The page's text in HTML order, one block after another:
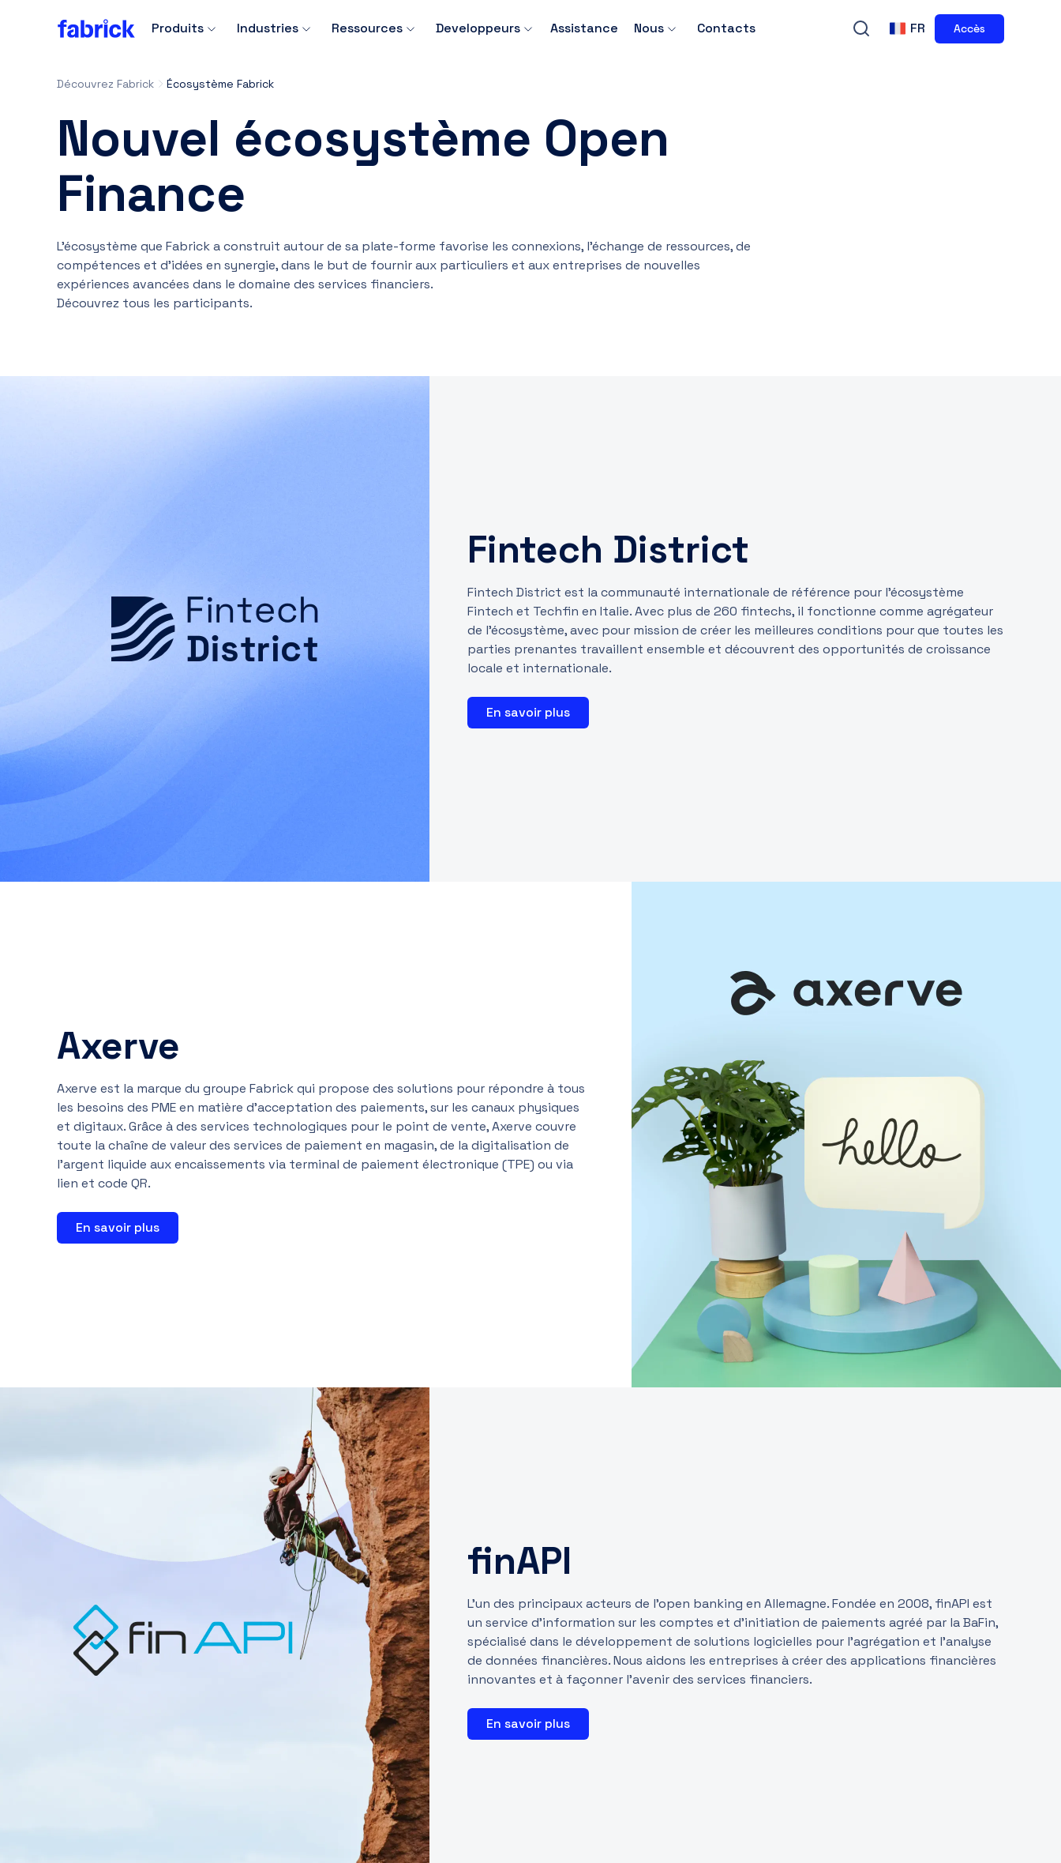
Produits Industries Ressources Developpeurs Assistance Nous Contacts FR Accès
Découvrez Fabrick Écosystème Fabrick
Nouvel écosystème Open
Finance
L’écosystème que Fabrick a construit autour de sa plate-forme favorise les connexions, l’échange de ressources, de
compétences et d’idées en synergie, dans le but de fournir aux particuliers et aux entreprises de nouvelles
expériences avancées dans le domaine des services financiers.
Découvrez tous les participants.
Fintech District
Fintech District est la communauté internationale de référence pour l’écosystème
Fintech et Techfin en Italie. Avec plus de 260 fintechs, il fonctionne comme agrégateur
de l’écosystème, avec pour mission de créer les meilleures conditions pour que toutes les
parties prenantes travaillent ensemble et découvrent des opportunités de croissance
locale et internationale.
En savoir plus
Axerve
Axerve est la marque du groupe Fabrick qui propose des solutions pour répondre à tous
les besoins des PME en matière d'acceptation des paiements, sur les canaux physiques
et digitaux. Grâce à des services technologiques pour le point de vente, Axerve couvre
toute la chaîne de valeur des services de paiement en magasin, de la digitalisation de
l'argent liquide aux encaissements via terminal de paiement électronique (TPE) ou via
lien et code QR.
En savoir plus
finAPI
L’un des principaux acteurs de l’open banking en Allemagne. Fondée en 2008, finAPI est
un service d’information sur les comptes et d’initiation de paiements agréé par la BaFin,
spécialisé dans le développement de solutions logicielles pour l’agrégation et l’analyse
de données financières. Nous aidons les entreprises à créer des applications financières
innovantes et à façonner l’avenir des services financiers.
En savoir plus